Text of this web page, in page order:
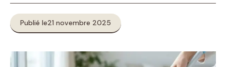
Publié le21 novembre 2025